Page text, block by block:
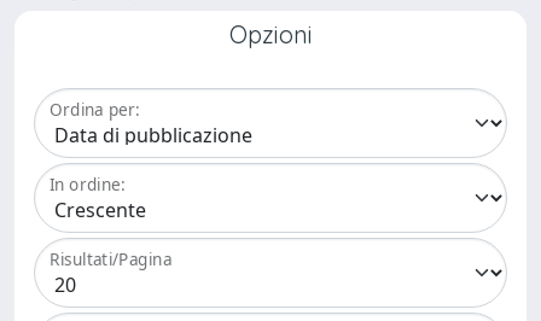
Opzioni
Ordina per:
In ordine:
Risultati/Pagina